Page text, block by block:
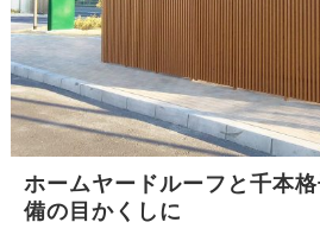
ホームヤードルーフと千本
備の目かくしに